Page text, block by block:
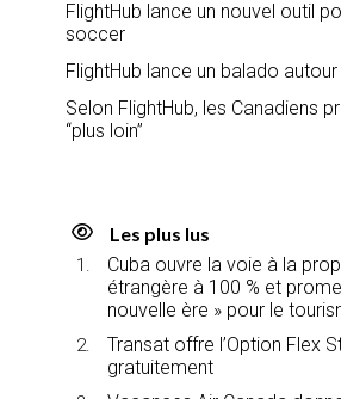
FlightHub lance un nouvel outil
soccer
FlightHub lance un balado
Selon FlightHub, les Canadiens
“plus loin”
Les plus lus
Cuba ouvre la voie à la
étrangère à 100 % et
nouvelle ère » pour le
Transat offre l’Option Flex
gratuitement